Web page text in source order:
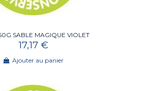
SABLE MAGIQUE VIOLET
17,17 €
Ajouter au panier